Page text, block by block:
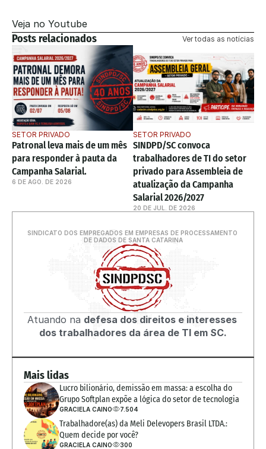
Veja no Youtube
Posts relacionados Ver todas as notícias
SETOR PRIVADO
Patronal leva mais de um mês
para responder à pauta da
Campanha Salarial.
6 DE AGO. DE 2026
SETOR PRIVADO
SINDPD/SC convoca
trabalhadores de TI do setor
privado para Assembleia de
atualização da Campanha
Salarial 2026/2027
20 DE JUL. DE 2026
SINDICATO DOS EMPREGADOS EM EMPRESAS DE PROCESSAMENTO
DE DADOS DE SANTA CATARINA
Atuando na defesa dos direitos e interesses
dos trabalhadores da área de TI em SC.
Mais lidas
Lucro bilionário, demissão em massa: a escolha do
Grupo Softplan expõe a lógica do setor de tecnologia
GRACIELA CAINO 7.504
Trabalhadore(as) da Meli Delevopers Brasil LTDA.:
Quem decide por você?
GRACIELA CAINO 300